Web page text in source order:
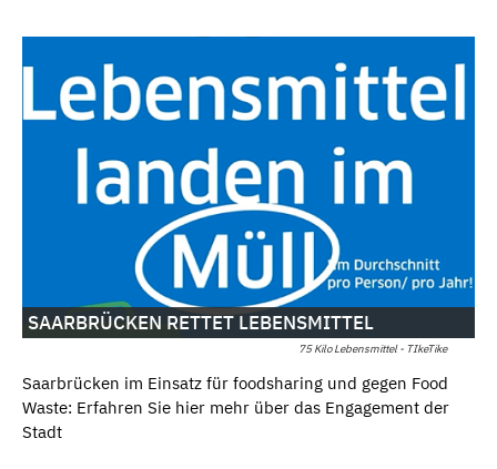
75 Kilo Lebensmittel - TIkeTike
SAARBRÜCKEN RETTET LEBENSMITTEL
Saarbrücken im Einsatz für foodsharing und gegen Food
Waste: Erfahren Sie hier mehr über das Engagement der
Stadt